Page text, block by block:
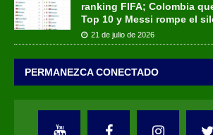
ranking FIFA; Colombia
Top 10 y Messi rompe el
21 de julio de 2026
PERMANEZCA CONECTADO